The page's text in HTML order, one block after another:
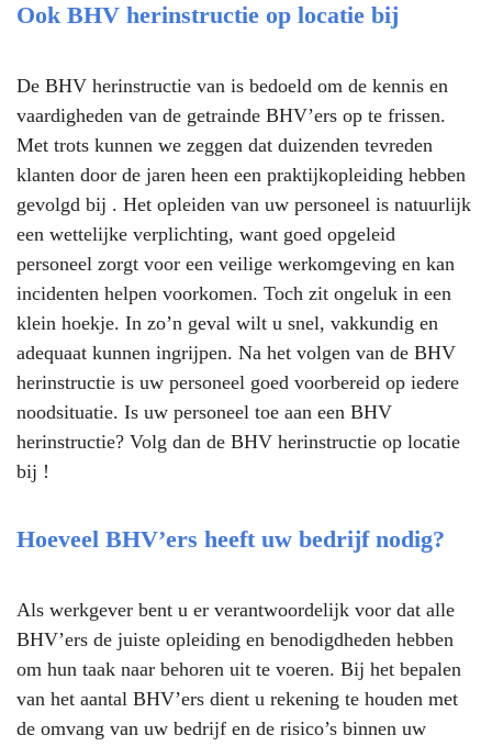
Ook BHV herinstructie op locatie bij
De BHV herinstructie van is bedoeld om de kennis en
vaardigheden van de getrainde BHV’ers op te frissen.
Met trots kunnen we zeggen dat duizenden tevreden
klanten door de jaren heen een praktijkopleiding hebben
gevolgd bij . Het opleiden van uw personeel is natuurlijk
een wettelijke verplichting, want goed opgeleid
personeel zorgt voor een veilige werkomgeving en kan
incidenten helpen voorkomen. Toch zit ongeluk in een
klein hoekje. In zo’n geval wilt u snel, vakkundig en
adequaat kunnen ingrijpen. Na het volgen van de BHV
herinstructie is uw personeel goed voorbereid op iedere
noodsituatie. Is uw personeel toe aan een BHV
herinstructie? Volg dan de BHV herinstructie op locatie
bij !
Hoeveel BHV’ers heeft uw bedrijf nodig?
Als werkgever bent u er verantwoordelijk voor dat alle
BHV’ers de juiste opleiding en benodigdheden hebben
om hun taak naar behoren uit te voeren. Bij het bepalen
van het aantal BHV’ers dient u rekening te houden met
de omvang van uw bedrijf en de risico’s binnen uw